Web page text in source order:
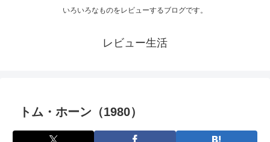
いろいろなものをレビューするブログです。
レビュー生活
トム・ホーン（1980）